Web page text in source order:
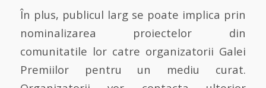
În plus, publicul larg se poate implica prin
nominalizarea proiectelor din
comunitatile lor catre organizatorii Galei
Premiilor pentru un mediu curat.